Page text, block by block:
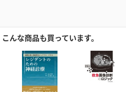
んな商品も買っています。